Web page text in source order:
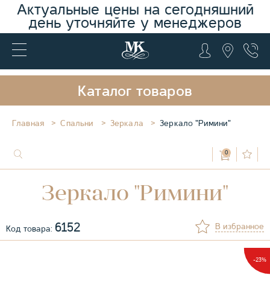
Актуальные цены на сегодняшний
день уточняйте у менеджеров
Каталог товаров
Главная Спальни Зеркала Зеркало "Римини"
0
Зеркало "Римини"
Код товара: 6152 В избранное
-23%